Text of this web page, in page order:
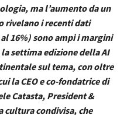
ma l’aumento da un
rivelano i recenti dati
16%) sono ampi i margini
settima edizione della AI
sul tema, con oltre
la CEO e co-fondatrice di
Catasta, President &
cultura condivisa, che